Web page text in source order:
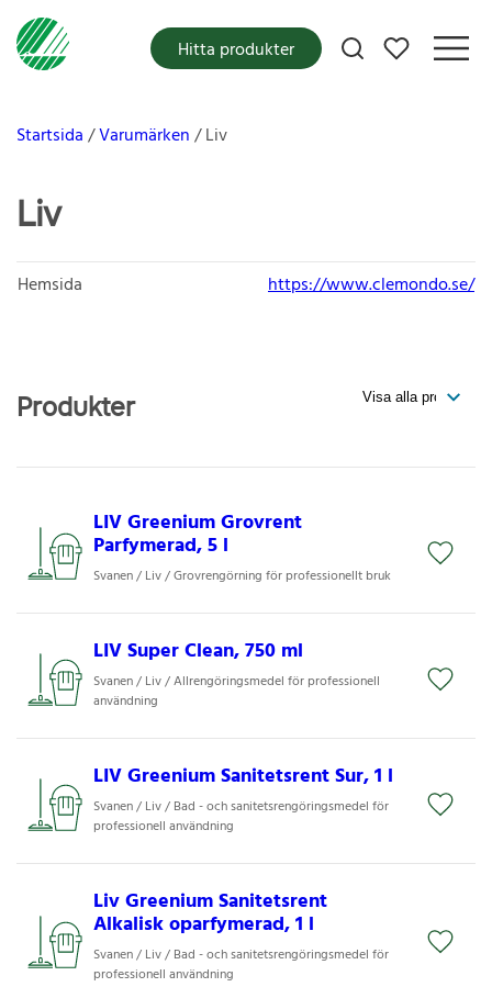
Mina favoriter
Hitta produkter
Startsida Varumärken Liv
Liv
Hemsida https://www.clemondo.se/
Produkter
LIV Greenium Grovrent
Parfymerad, 5 l
Svanen / Liv / Grovrengörning för professionellt bruk
LIV Super Clean, 750 ml
Svanen / Liv / Allrengöringsmedel för professionell
användning
LIV Greenium Sanitetsrent Sur, 1 l
Svanen / Liv / Bad - och sanitetsrengöringsmedel för
professionell användning
Liv Greenium Sanitetsrent
Alkalisk oparfymerad, 1 l
Svanen / Liv / Bad - och sanitetsrengöringsmedel för
professionell användning